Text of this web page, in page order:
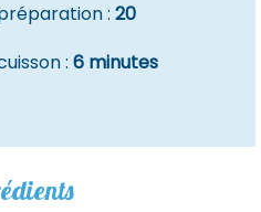
:20
:6 minutes